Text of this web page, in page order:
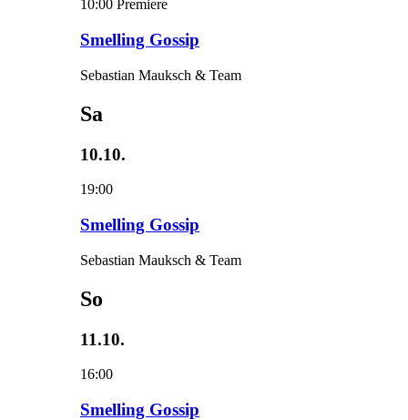
10:00 Premiere
Smelling Gossip
Sebastian Mauksch & Team
Sa
10.10.
19:00
Smelling Gossip
Sebastian Mauksch & Team
So
11.10.
16:00
Smelling Gossip